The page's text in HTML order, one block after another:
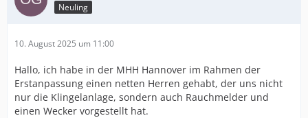
Neuling
10. August 2025 um 11:00
Hallo, ich habe in der MHH Hannover im Rahmen der
Erstanpassung einen netten Herren gehabt, der uns nicht
nur die Klingelanlage, sondern auch Rauchmelder und
einen Wecker vorgestellt hat.